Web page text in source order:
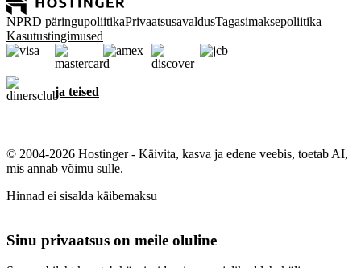
NPRD päringupoliitikaPrivaatsusavaldusTagasimaksepoliitika
Kasutustingimused
ja teised
© 2004-2026 Hostinger - Käivita, kasva ja edene veebis, toetab AI,
mis annab võimu sulle.
Hinnad ei sisalda käibemaksu
Sinu privaatsus on meile oluline